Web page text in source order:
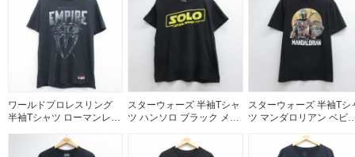
ワールドプロレスリング
半袖Tシャツ ローマンレイ
ンズL相当 | 古着
スターウォーズ 半袖Tシャ
ツ ハンソロ ブラック メン
スターウォーズ 半袖Tシ
ツ マンダロリアン ベビ
メンズXL相当 | 古着